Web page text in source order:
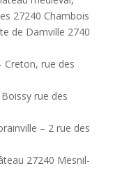
27240 Chambois
de Damville 2740
Creton, rue des
rue des
– 2 rue des
27240 Mesnil-